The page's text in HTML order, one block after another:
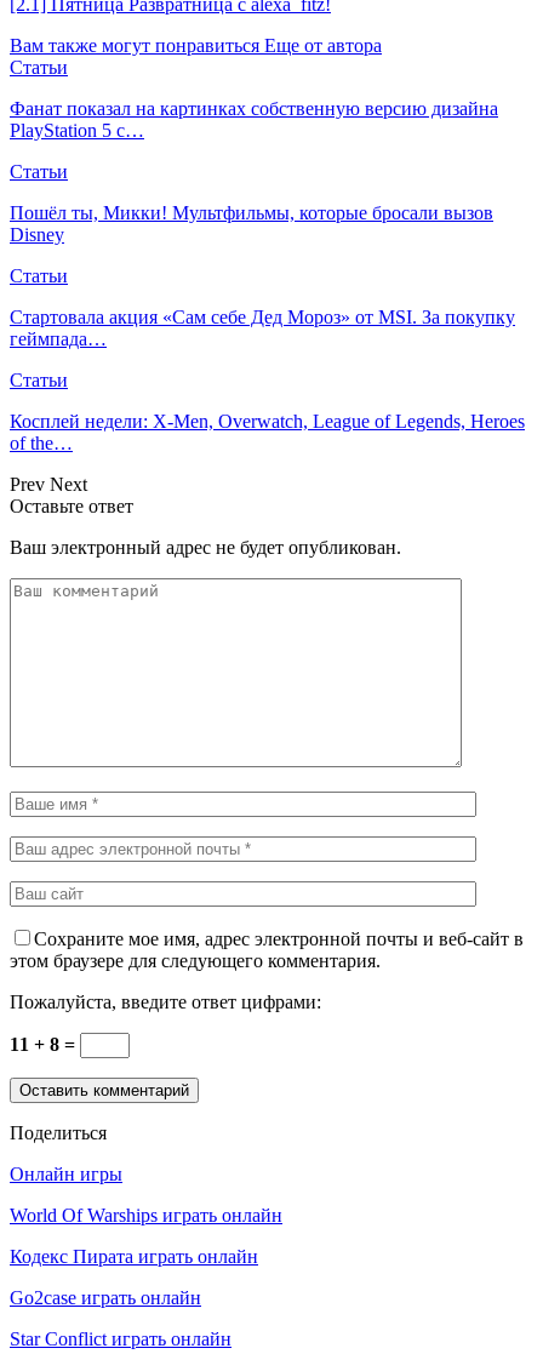
Вам также могут понравиться Еще от автора
Статьи
Фанат показал на картинках собственную версию дизайна
PlayStation 5 с…
Статьи
Пошёл ты, Микки! Мультфильмы, которые бросали вызов
Disney
Статьи
Стартовала акция «Сам себе Дед Мороз» от MSI. За покупку
геймпада…
Статьи
Косплей недели: X-Men, Overwatch, League of Legends, Heroes
of the…
Prev Next
Оставьте ответ
Ваш электронный адрес не будет опубликован.
Сохраните мое имя, адрес электронной почты и веб-сайт в
этом браузере для следующего комментария.
Пожалуйста, введите ответ цифрами:
11 + 8 =
Поделиться
Онлайн игры
World Of Warships играть онлайн
Кодекс Пирата играть онлайн
Go2case играть онлайн
Star Conflict играть онлайн